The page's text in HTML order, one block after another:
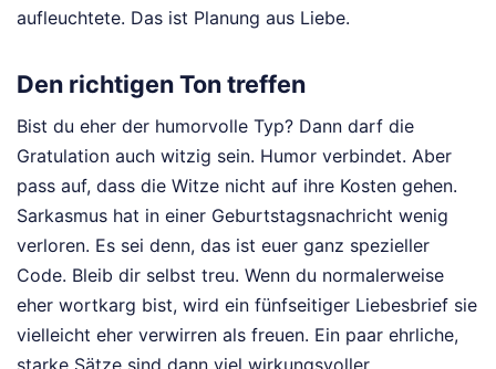
aufleuchtete. Das ist Planung aus Liebe.
Den richtigen Ton treffen
Bist du eher der humorvolle Typ? Dann darf die
Gratulation auch witzig sein. Humor verbindet. Aber
pass auf, dass die Witze nicht auf ihre Kosten gehen.
Sarkasmus hat in einer Geburtstagsnachricht wenig
verloren. Es sei denn, das ist euer ganz spezieller
Code. Bleib dir selbst treu. Wenn du normalerweise
eher wortkarg bist, wird ein fünfseitiger Liebesbrief sie
vielleicht eher verwirren als freuen. Ein paar ehrliche,